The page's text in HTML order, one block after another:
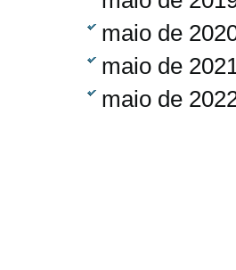
maio de
maio de
maio de